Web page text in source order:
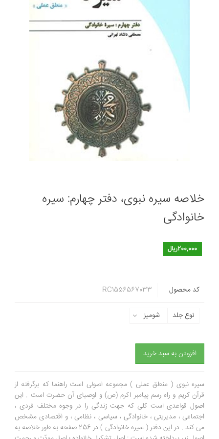
خلاصه سیره نبوی، دفتر چهارم: سیره
خانوادگی
200,000ریال
کد محصول RC1556567033
نوع جلد شومیز
افزودن به سبد خرید
سیره نبوی ( منطق عملی ) مجموعه اصولی است راهنما که برگرفته از
قرآن کریم و راه رسم پیامبر اکرم (ص) و اوصیای آن حضرت است . این
اصول قواعدی است کلی که جهت زندگی را در وجوه مختلف فردی ،
اجتماعی ، مدیریتی ، خانوادگی ، سیاسی ، نظامی ، و اقتصادی مشخص
می کند . در این دفتر ( سیره خانوادگی ) در 256 صفحه به طور خلاصه به